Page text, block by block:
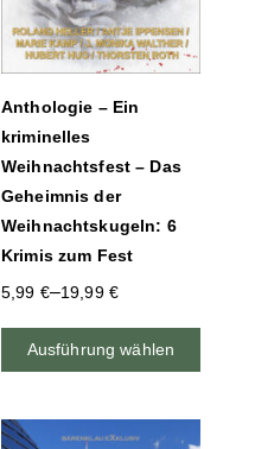
Anthologie – Ein
kriminelles
Weihnachtsfest – Das
Geheimnis der
Weihnachtskugeln: 6
Krimis zum Fest
5,99 €–19,99 €
Ausführung wählen